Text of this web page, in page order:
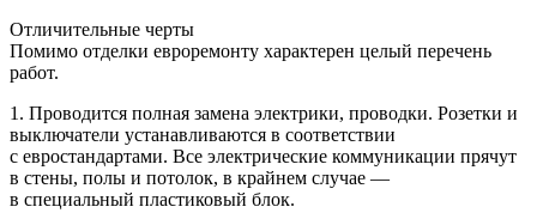
Отличительные черты
Помимо отделки евроремонту характерен целый перечень
работ.
1. Проводится полная замена электрики, проводки. Розетки и
выключатели устанавливаются в соответствии
с евростандартами. Все электрические коммуникации прячут
в стены, полы и потолок, в крайнем случае —
в специальный пластиковый блок.